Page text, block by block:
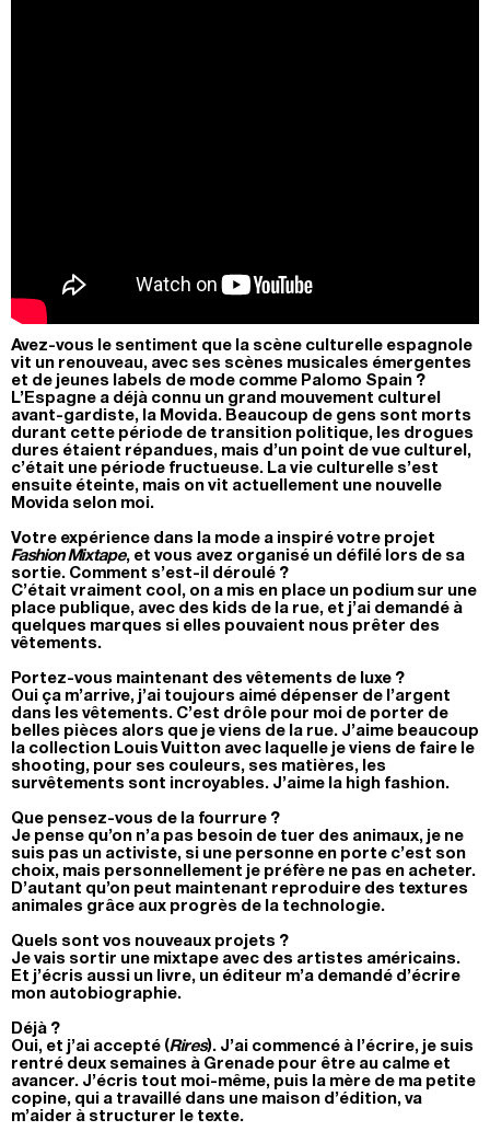
Avez-vous le sentiment que la scène culturelle espagnole
vit un renouveau, avec ses scènes musicales émergentes
et de jeunes labels de mode comme Palomo Spain ?
L’Espagne a déjà connu un grand mouvement culturel
avant-gardiste, la Movida. Beaucoup de gens sont morts
durant cette période de transition politique, les drogues
dures étaient répandues, mais d’un point de vue culturel,
c’était une période fructueuse. La vie culturelle s’est
ensuite éteinte, mais on vit actuellement une nouvelle
Movida selon moi.
Votre expérience dans la mode a inspiré votre projet
Fashion Mixtape, et vous avez organisé un défilé lors de sa
sortie. Comment s’est-il déroulé ?
C’était vraiment cool, on a mis en place un podium sur une
place publique, avec des kids de la rue, et j’ai demandé à
quelques marques si elles pouvaient nous prêter des
vêtements.
Portez-vous maintenant des vêtements de luxe ?
Oui ça m’arrive, j’ai toujours aimé dépenser de l’argent
dans les vêtements. C’est drôle pour moi de porter de
belles pièces alors que je viens de la rue. J’aime beaucoup
la collection Louis Vuitton avec laquelle je viens de faire le
shooting, pour ses couleurs, ses matières, les
survêtements sont incroyables. J’aime la high fashion.
Que pensez-vous de la fourrure ?
Je pense qu’on n’a pas besoin de tuer des animaux, je ne
suis pas un activiste, si une personne en porte c’est son
choix, mais personnellement je préfère ne pas en acheter.
D’autant qu’on peut maintenant reproduire des textures
animales grâce aux progrès de la technologie.
Quels sont vos nouveaux projets ?
Je vais sortir une mixtape avec des artistes américains.
Et j’écris aussi un livre, un éditeur m’a demandé d’écrire
mon autobiographie.
Déjà ?
Oui, et j’ai accepté (Rires). J’ai commencé à l’écrire, je suis
rentré deux semaines à Grenade pour être au calme et
avancer. J’écris tout moi-même, puis la mère de ma petite
copine, qui a travaillé dans une maison d’édition, va
m’aider à structurer le texte.